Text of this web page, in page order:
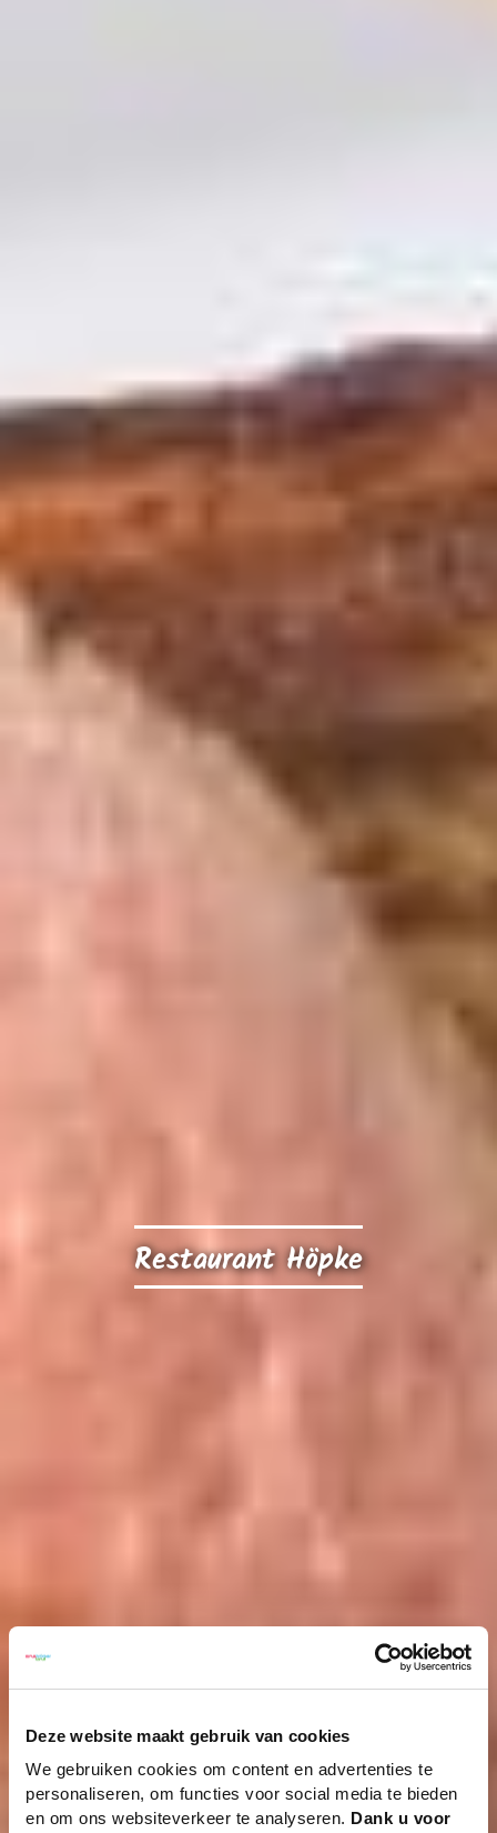
Deze website maakt gebruik van cookies
We gebruiken cookies om content en advertenties te
personaliseren, om functies voor social media te bieden
en om ons websiteverkeer te analyseren. Dank u voor
Restaurant Höpke